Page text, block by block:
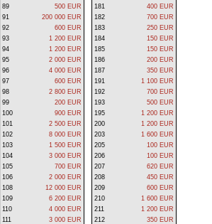
89
500 EUR
91
200 000 EUR
92
600 EUR
93
1 200 EUR
94
1 200 EUR
95
2 000 EUR
96
4 000 EUR
97
600 EUR
98
2 800 EUR
99
200 EUR
100
900 EUR
101
2 500 EUR
102
8 000 EUR
103
1 500 EUR
104
3 000 EUR
105
700 EUR
106
2 000 EUR
108
12 000 EUR
109
6 200 EUR
110
4 000 EUR
111
3 000 EUR
181
400 EUR
182
700 EUR
183
250 EUR
184
150 EUR
185
150 EUR
186
200 EUR
187
350 EUR
191
1 100 EUR
192
700 EUR
193
500 EUR
195
1 200 EUR
200
1 200 EUR
203
1 600 EUR
205
100 EUR
206
100 EUR
207
620 EUR
208
450 EUR
209
600 EUR
210
1 600 EUR
211
1 200 EUR
212
350 EUR